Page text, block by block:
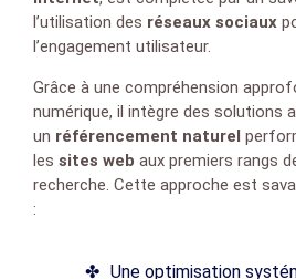
l’utilisation des réseaux sociaux
l’engagement utilisateur.
Grâce à une compréhension
numérique, il intègre des solutions
un référencement naturel
les sites web aux premiers rangs
recherche. Cette approche est
:
Une optimisation